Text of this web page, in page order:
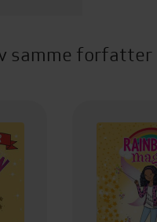
samme forfatter